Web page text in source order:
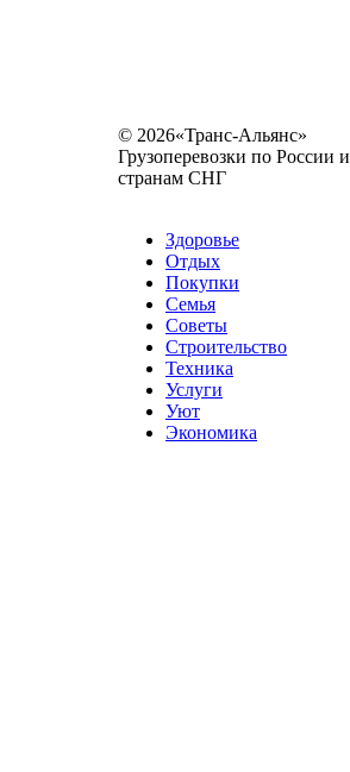
© 2026«Транс-Альянс»
Грузоперевозки по России и
странам СНГ
Здоровье
Отдых
Покупки
Семья
Советы
Строительство
Техника
Услуги
Уют
Экономика